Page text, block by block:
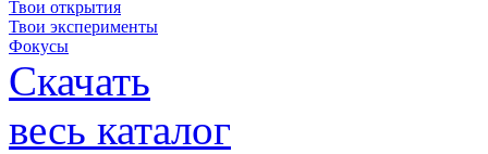
Твои открытия
Твои эксперименты
Фокусы
Скачать
весь каталог